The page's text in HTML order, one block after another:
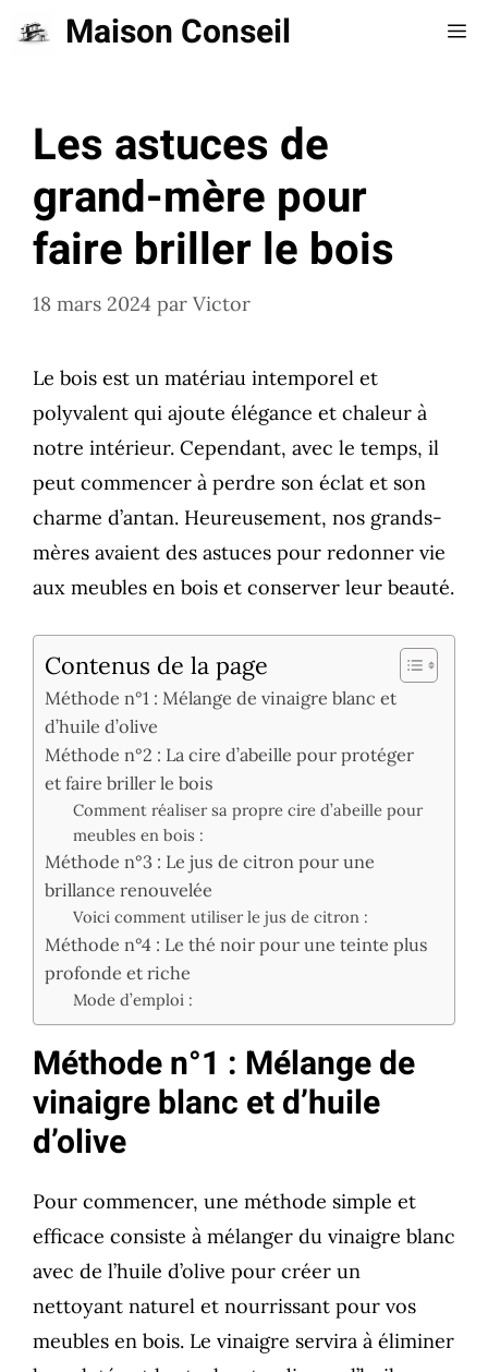
Aller
Maison Conseil
Les astuces de
grand-mère pour
faire briller le bois
18 mars 2024 par Victor
Le bois est un matériau intemporel et
polyvalent qui ajoute élégance et chaleur à
notre intérieur. Cependant, avec le temps, il
peut commencer à perdre son éclat et son
charme d’antan. Heureusement, nos grands-
mères avaient des astuces pour redonner vie
aux meubles en bois et conserver leur beauté.
Contenus de la page
Méthode n°1 : Mélange de vinaigre blanc et
d’huile d’olive
Méthode n°2 : La cire d’abeille pour protéger
et faire briller le bois
Comment réaliser sa propre cire d’abeille pour
meubles en bois :
Méthode n°3 : Le jus de citron pour une
brillance renouvelée
Voici comment utiliser le jus de citron :
Méthode n°4 : Le thé noir pour une teinte plus
profonde et riche
Mode d’emploi :
Méthode n°1 : Mélange de
vinaigre blanc et d’huile
d’olive
Pour commencer, une méthode simple et
efficace consiste à mélanger du vinaigre blanc
avec de l’huile d’olive pour créer un
nettoyant naturel et nourrissant pour vos
meubles en bois. Le vinaigre servira à éliminer